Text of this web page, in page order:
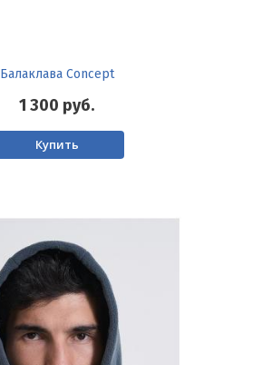
Балаклава Concept
1 300 руб.
Купить